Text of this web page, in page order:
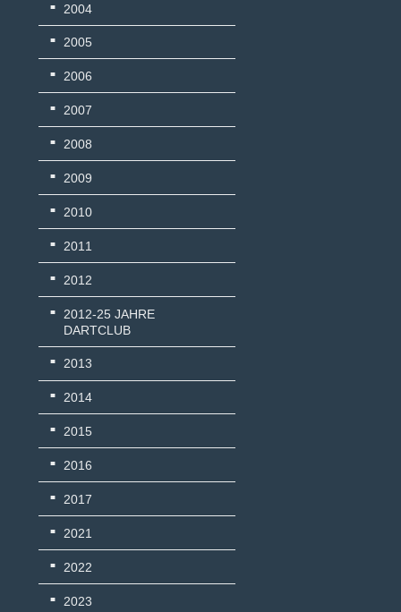
2004
2005
2006
2007
2008
2009
2010
2011
2012
2012-25 JAHRE
DARTCLUB
2013
2014
2015
2016
2017
2021
2022
2023